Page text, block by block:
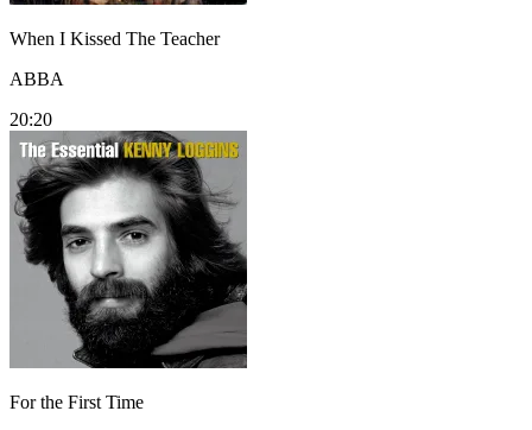
When I Kissed The Teacher
ABBA
20:20
For the First Time